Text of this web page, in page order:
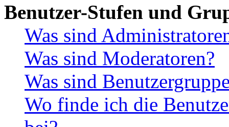
Benutzer-Stufen und
Was sind
Was sind Moderatoren?
Was sind
Wo finde ich die